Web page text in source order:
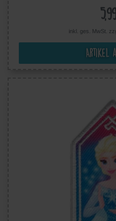
inkl. ges. MwSt.
Artikel